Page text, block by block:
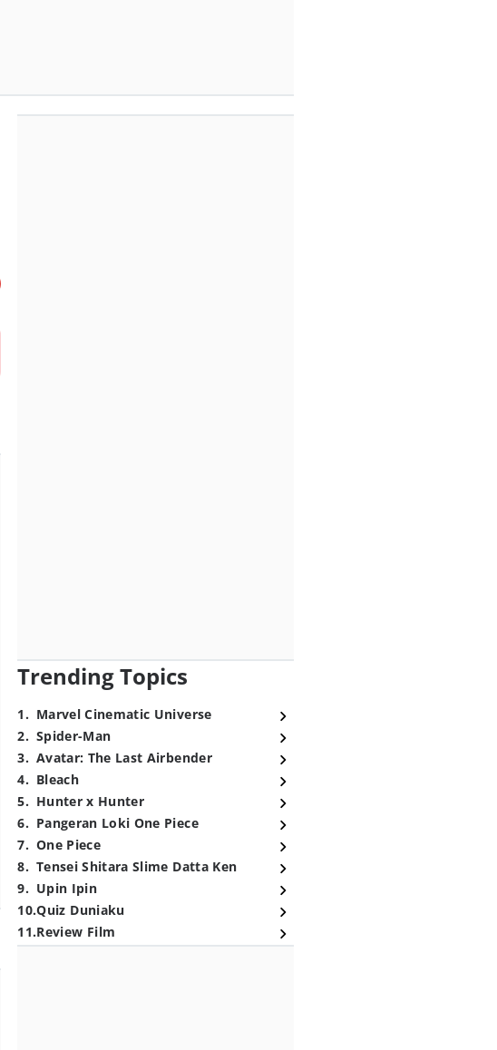
Trending Topics
1. Marvel Cinematic Universe
2. Spider-Man
3. Avatar: The Last Airbender
4. Bleach
5. Hunter x Hunter
6. Pangeran Loki One Piece
7. One Piece
8. Tensei Shitara Slime Datta Ken
9. Upin Ipin
10.Quiz Duniaku
11.Review Film